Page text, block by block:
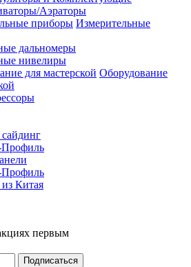
Аэраторы
Измерительные
дальномеры
нивелиры
Оборудование
Профиль
Профиль
Китая
первым